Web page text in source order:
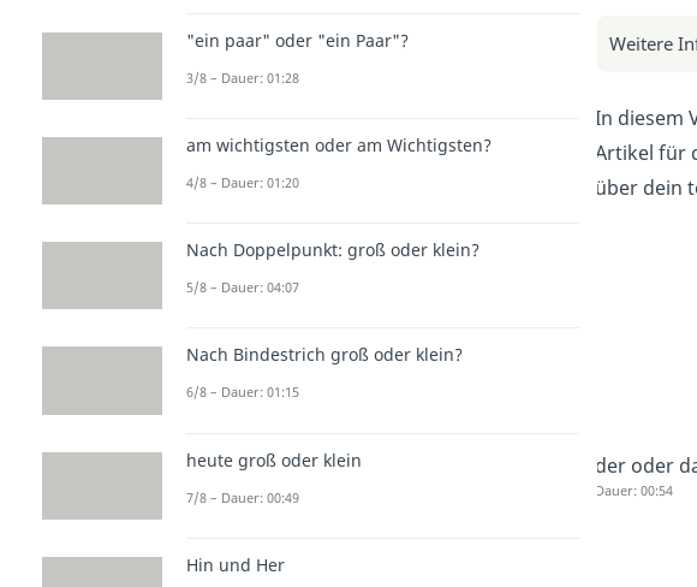
Weitere
In diesem
Artikel für
über dein
der oder
Dauer: 00:54
"ein paar" oder "ein Paar"?
3/8 – Dauer: 01:28
am wichtigsten oder am Wichtigsten?
4/8 – Dauer: 01:20
Nach Doppelpunkt: groß oder klein?
5/8 – Dauer: 04:07
Nach Bindestrich groß oder klein?
6/8 – Dauer: 01:15
heute groß oder klein
7/8 – Dauer: 00:49
Hin und Her